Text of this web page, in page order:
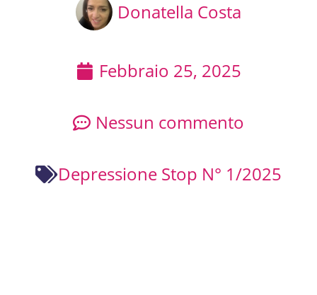
Donatella Costa
Febbraio 25, 2025
Nessun commento
Depressione Stop N° 1/2025